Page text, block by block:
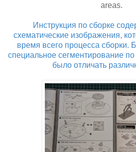
areas.
Инструкция по сборке
схематические изображения,
время всего процесса сборки.
специальное сегментирование
было отличать